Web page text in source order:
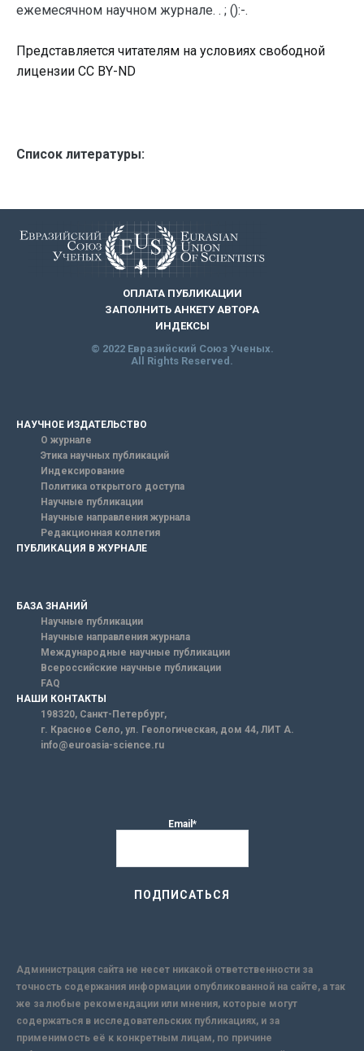
ежемесячном научном журнале. . ; ():-.
Представляется читателям на условиях свободной
лицензии CC BY-ND
Список литературы:
ОПЛАТА ПУБЛИКАЦИИ
ЗАПОЛНИТЬ АНКЕТУ АВТОРА
ИНДЕКСЫ
© 2022 Евразийский Союз Ученых.
All Rights Reserved.
НАУЧНОЕ ИЗДАТЕЛЬСТВО
О журнале
Этика научных публикаций
Индексирование
Политика открытого доступа
Научные публикации
Научные направления журнала
Редакционная коллегия
ПУБЛИКАЦИЯ В ЖУРНАЛЕ
БАЗА ЗНАНИЙ
Научные публикации
Научные направления журнала
Международные научные публикации
Всероссийские научные публикации
FAQ
НАШИ КОНТАКТЫ
198320, Санкт-Петербург,
г. Красное Село, ул. Геологическая, дом 44, ЛИТ А.
info@euroasia-science.ru
Email*
Администрация сайта не несет никакой ответственности за
точность содержания информации опубликованной на сайте, а так
же за любые рекомендации или мнения, которые могут
содержаться в исследовательских публикациях, и за
применимость её к конкретным лицам, по причине